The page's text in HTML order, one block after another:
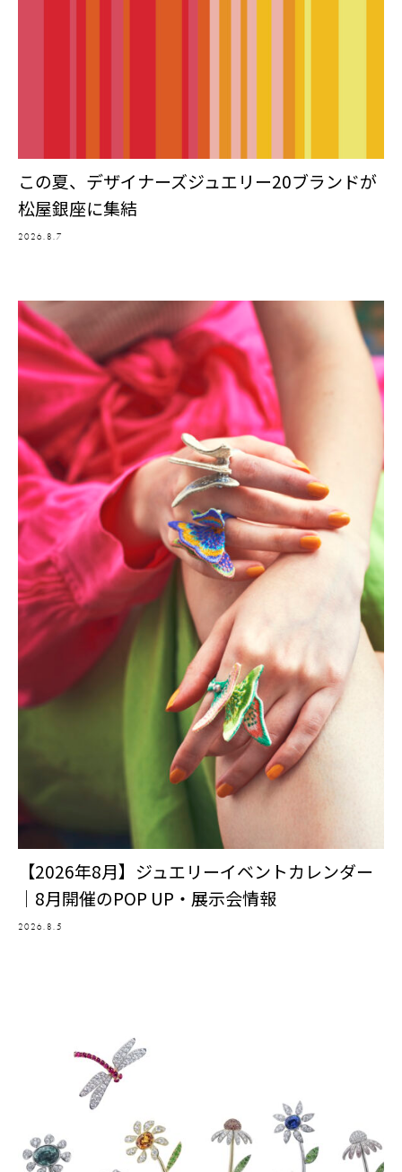
この夏、デザイナーズジュエリー20ブランドが
松屋銀座に集結
2026.8.7
【2026年8月】ジュエリーイベントカレンダー
｜8月開催のPOP UP・展示会情報
2026.8.5